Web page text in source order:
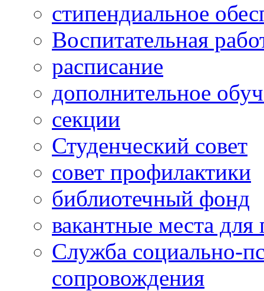
стипендиальное
Воспитательная
расписание
дополнительное
секции
Студенческий совет
совет профилактики
библиотечный фонд
вакантные места
Служба социально-
сопровождения